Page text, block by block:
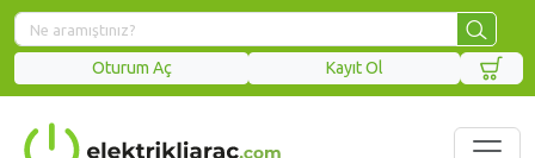
Oturum Aç Kayıt Ol